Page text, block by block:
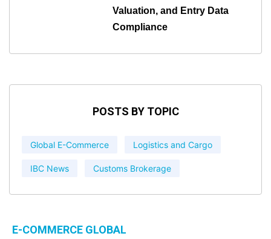
Valuation, and Entry Data
Compliance
POSTS BY TOPIC
Global E-Commerce Logistics and Cargo
IBC News Customs Brokerage
E-COMMERCE GLOBAL